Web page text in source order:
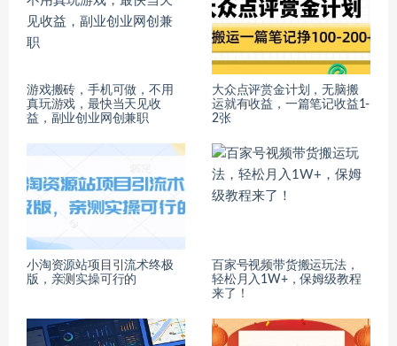
游戏搬砖，手机可做，不用
真玩游戏，最快当天见收
益，副业创业网创兼职
大众点评赏金计划，无脑搬
运就有收益，一篇笔记收益1-
2张
小淘资源站项目引流术终极
版，亲测实操可行的
百家号视频带货搬运玩法，
轻松月入1W+，保姆级教程
来了！